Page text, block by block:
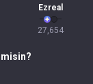
Ezreal
27,654
misin?